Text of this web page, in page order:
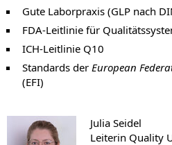
Gute Laborpraxis (GLP nach
FDA-Leitlinie für
ICH-Leitlinie Q10
Standards der European
(EFI)
Julia Seidel
Leiterin Quality